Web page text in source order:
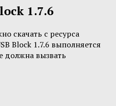
1.7.6
скачать с ресурса
Block 1.7.6 выполняется
должна вызвать